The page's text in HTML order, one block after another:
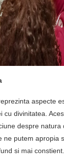
aspecte
cu divinitatea.
despre natura
ne putem apropia
si mai constient.